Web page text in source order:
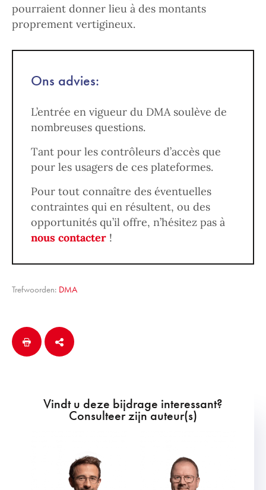
pourraient donner lieu à des montants
proprement vertigineux.
Ons advies:
L’entrée en vigueur du DMA soulève de
nombreuses questions.
Tant pour les contrôleurs d’accès que
pour les usagers de ces plateformes.
Pour tout connaître des éventuelles
contraintes qui en résultent, ou des
opportunités qu’il offre, n’hésitez pas à
nous contacter !
Trefwoorden: DMA
Vindt u deze bijdrage interessant?
Consulteer zijn auteur(s)